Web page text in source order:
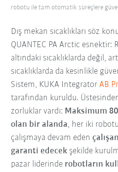
Dış mekan sıcaklıkları söz
QUANTEC PA Arctic esnektir:
altındaki sıcaklıklarda değil,
sıcaklıklarda da kesinlikle
Sistem, KUKA IntegratorAB
tarafından kuruldu.
zorluklar vardı: Maksimum
olan bir alanda, her iki
çalışmaya devam eden
garanti edecek şekilde
pazar liderinde robotların
robotu ile tam otomatik süreçlere